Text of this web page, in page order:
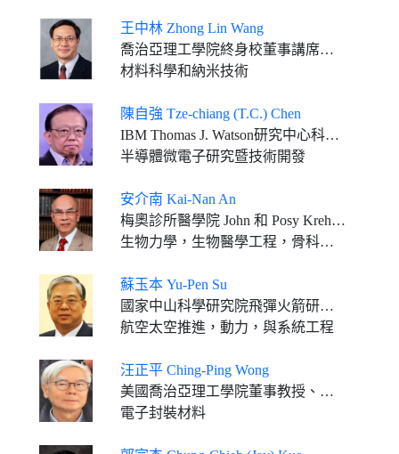
王中林 Zhong Lin Wang
喬治亞理工學院終身校董事講席教授、Hightower講席教授 中國科學院北京納米能源與系統研究所所長
材料科學和納米技術
陳自強 Tze-chiang (T.C.) Chen
IBM Thomas J. Watson研究中心科技策略副總裁、IBM Fellow
半導體微電子研究暨技術開發
安介南 Kai-Nan An
梅奧診所醫學院 John 和 Posy Krehbiel骨科名譽教授
生物力學，生物醫學工程，骨科、復健領域
蘇玉本 Yu-Pen Su
國家中山科學研究院飛彈火箭研究所顧問
航空太空推進，動力，與系統工程
汪正平 Ching-Ping Wong
美國喬治亞理工學院董事教授、材料科學及工程學系the Charles Smithgall Institute講座教授
電子封裝材料